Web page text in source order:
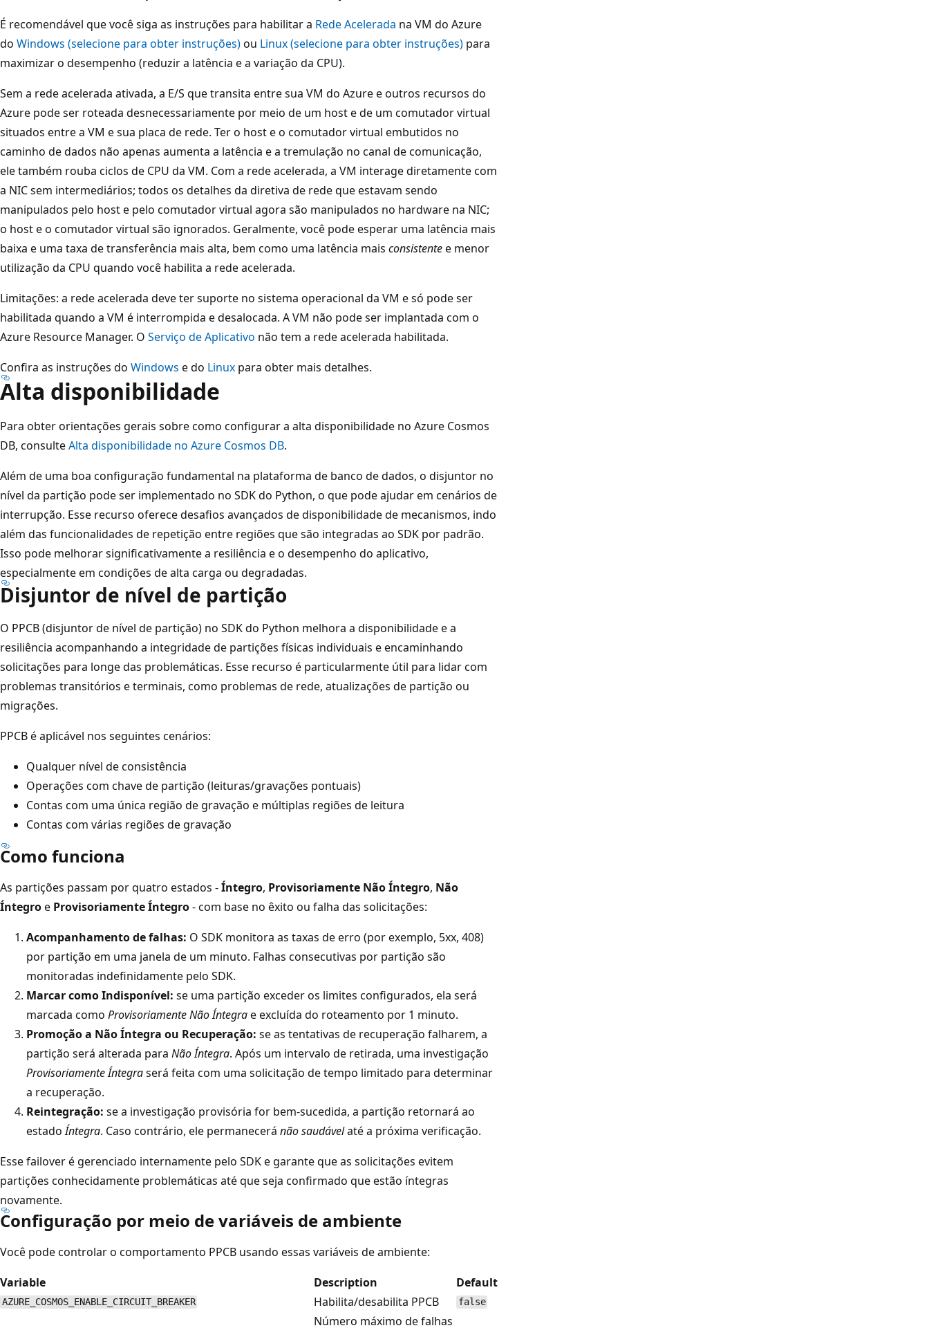
É recomendável que você siga as instruções para habilitar a Rede Acelerada na VM do Azure
do Windows (selecione para obter instruções)ou Linux (selecione para obter instruções) para
maximizar o desempenho (reduzir a latência e a variação da CPU).
Sem a rede acelerada ativada, a E/S que transita entre sua VM do Azure e outros recursos do
Azure pode ser roteada desnecessariamente por meio de um host e de um comutador virtual
situados entre a VM e sua placa de rede. Ter o host e o comutador virtual embutidos no
caminho de dados não apenas aumenta a latência e a tremulação no canal de comunicação,
ele também rouba ciclos de CPU da VM. Com a rede acelerada, a VM interage diretamente com
a NIC sem intermediários; todos os detalhes da diretiva de rede que estavam sendo
manipulados pelo host e pelo comutador virtual agora são manipulados no hardware na NIC;
o host e o comutador virtual são ignorados. Geralmente, você pode esperar uma latência mais
baixa e uma taxa de transferência mais alta, bem como uma latência mais consistentee menor
utilização da CPU quando você habilita a rede acelerada.
Limitações: a rede acelerada deve ter suporte no sistema operacional da VM e só pode ser
habilitada quando a VM é interrompida e desalocada. A VM não pode ser implantada com o
Azure Resource Manager. O Serviço de Aplicativo não tem a rede acelerada habilitada.
Confira as instruções do Windows e do Linux para obter mais detalhes.
Alta disponibilidade
Para obter orientações gerais sobre como configurar a alta disponibilidade no Azure Cosmos
DB, consulteAlta disponibilidade no Azure Cosmos DB.
Além de uma boa configuração fundamental na plataforma de banco de dados, o disjuntor no
nível da partição pode ser implementado no SDK do Python, o que pode ajudar em cenários de
interrupção. Esse recurso oferece desafios avançados de disponibilidade de mecanismos, indo
além das funcionalidades de repetição entre regiões que são integradas ao SDK por padrão.
Isso pode melhorar significativamente a resiliência e o desempenho do aplicativo,
especialmente em condições de alta carga ou degradadas.
Disjuntor de nível de partição
O PPCB (disjuntor de nível de partição) no SDK do Python melhora a disponibilidade e a
resiliência acompanhando a integridade de partições físicas individuais e encaminhando
solicitações para longe das problemáticas. Esse recurso é particularmente útil para lidar com
problemas transitórios e terminais, como problemas de rede, atualizações de partição ou
migrações.
PPCB é aplicável nos seguintes cenários:
Qualquer nível de consistência
Operações com chave de partição (leituras/gravações pontuais)
Contas com uma única região de gravação e múltiplas regiões de leitura
Contas com várias regiões de gravação
Como funciona
As partições passam por quatro estados -Íntegro, Provisoriamente Não Íntegro, Não
Íntegroe Provisoriamente Íntegro- com base no êxito ou falha das solicitações:
Acompanhamento de falhas: O SDK monitora as taxas de erro (por exemplo, 5xx, 408)
por partição em uma janela de um minuto. Falhas consecutivas por partição são
monitoradas indefinidamente pelo SDK.
Marcar como Indisponível: se uma partição exceder os limites configurados, ela será
marcada como Provisoriamente Não Íntegrae excluída do roteamento por 1 minuto.
Promoção a Não Íntegra ou Recuperação: se as tentativas de recuperação falharem, a
partição será alterada para Não Íntegra. Após um intervalo de retirada, uma investigação
Provisoriamente Íntegraserá feita com uma solicitação de tempo limitado para determinar
a recuperação.
Reintegração: se a investigação provisória for bem-sucedida, a partição retornará ao
estadoÍntegra. Caso contrário, ele permanecerá não saudávelaté a próxima verificação.
Esse failover é gerenciado internamente pelo SDK e garante que as solicitações evitem
partições conhecidamente problemáticas até que seja confirmado que estão íntegras
novamente.
Configuração por meio de variáveis de ambiente
Você pode controlar o comportamento PPCB usando essas variáveis de ambiente:
Variable
Description Default
AZURE_COSMOS_ENABLE_CIRCUIT_BREAKER Habilita/desabilita PPCB false
Número máximo de falhas